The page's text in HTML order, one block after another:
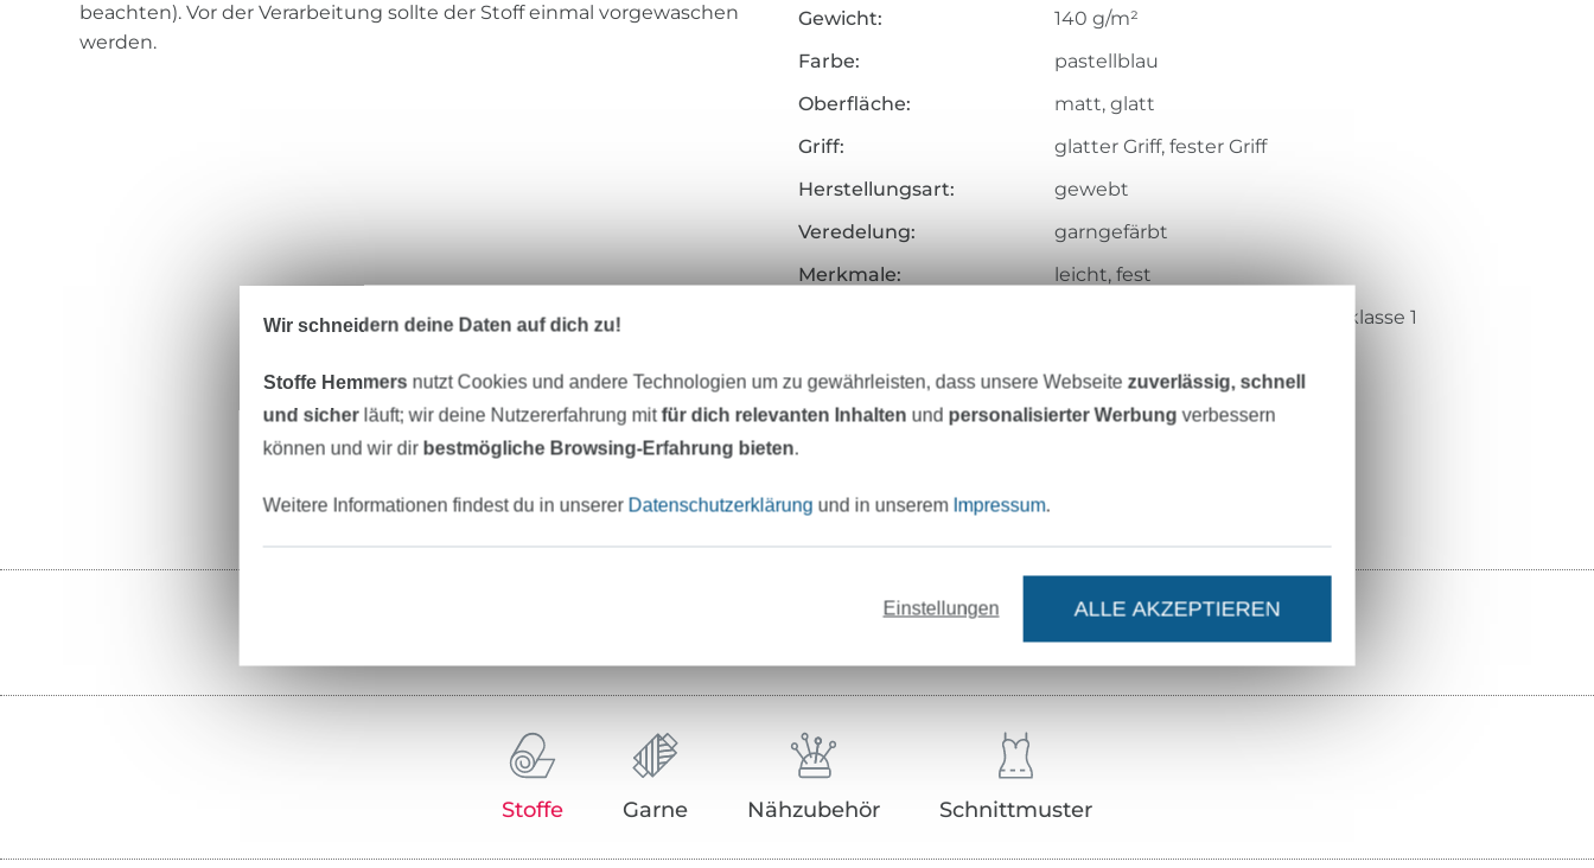
beachten). Vor der Verarbeitung sollte der Stoff einmal vorgewaschen
werden.
Gewicht:
140 g/m²
Farbe:
pastellblau
Oberfläche:
matt, glatt
Griff:
glatter Griff, fester Griff
Herstellungsart:
gewebt
Veredelung:
garngefärbt
Merkmale:
leicht, fest
Öko-Tex-Standard 100 Produktklasse 1
Zertifikatsnummer:
14.0.45757
Hersteller-Kontaktdaten
Stoffe Garne Nähzubehör Schnittmuster
Wir schneidern deine Daten auf dich zu!
Stoffe Hemmers nutzt Cookies und andere Technologien um zu gewährleisten, dass unsere Webseitezuverlässig, schnell
und sicherläuft; wir deine Nutzererfahrung mitfür dich relevanten Inhalten und personalisierter Werbung verbessern
können und wir dir bestmögliche Browsing-Erfahrung bieten.
Weitere Informationen findest du in unserer Datenschutzerklärung und in unserem Impressum.
Einstellungen ALLE AKZEPTIEREN